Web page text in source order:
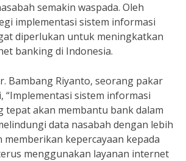
semakin waspada. Oleh
implementasi sistem informasi
diperlukan untuk meningkatkan
banking di Indonesia.
Bambang Riyanto, seorang pakar
“Implementasi sistem informasi
tepat akan membantu bank dalam
data nasabah dengan lebih
memberikan kepercayaan kepada
menggunakan layanan internet